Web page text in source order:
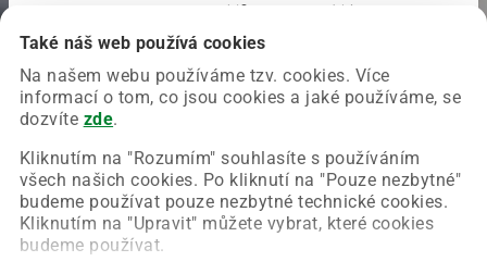
Také náš web používá cookies
Na našem webu používáme tzv. cookies. Více
informací o tom, co jsou cookies a jaké používáme, se
dozvíte zde.
Kliknutím na "Rozumím" souhlasíte s používáním
všech našich cookies. Po kliknutí na "Pouze nezbytné"
budeme používat pouze nezbytné technické cookies.
Kliknutím na "Upravit" můžete vybrat, které cookies
budeme používat.
Chyba nastala na naší straně a už ji opravujeme.
Zkuste prosím znovu načíst požadovanou stránku.
Obnovit stránku Úvodní strana